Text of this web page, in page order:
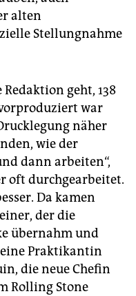
alten
Stellungnahme
geht, 138
war
näher
wie der
dann arbeiten“,
oft durchgearbeitet.
Da kamen
der die
übernahm und
Praktikantin
die neue Chefin
Rolling Stone